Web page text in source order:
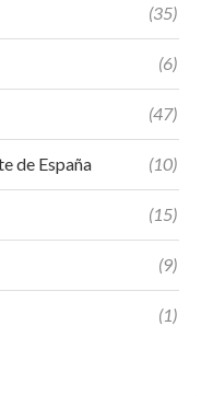
(35)
(6)
(47)
de España (10)
(15)
(9)
(1)